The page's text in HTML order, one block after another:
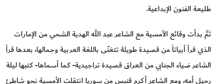
طليعة الفنون الإبداعية.
ثمَّ بدأت وقائع الأمسية مع الشاعر عبد الله الهدية الشحي من الإمارات
الذي قرأ أبياتاً من قصيدة طويلة تتغنّى باللغة العربية وجمالها، بعدها قرأ
الشاعر ضياء الجنابي من العراق قصيدة تراجيدية- كما أسماها- كتبها ليلة
رحيل أمه، ومع الشاعر أكرم قنبس من سوريا انتقلت الأمسية نحو شاطئ